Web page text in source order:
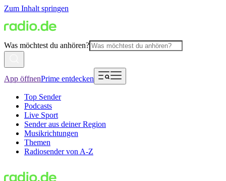
Zum Inhalt springen
Was möchtest du anhören?
App öffnenPrime entdecken
Top Sender
Podcasts
Live Sport
Sender aus deiner Region
Musikrichtungen
Themen
Radiosender von A-Z